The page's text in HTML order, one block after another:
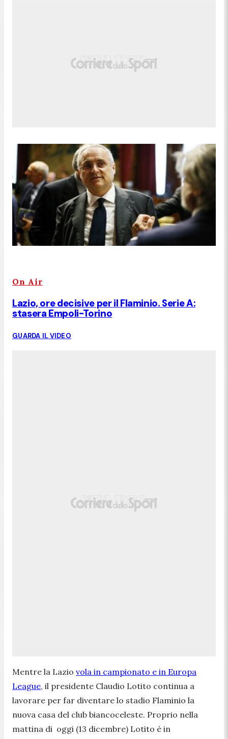
On Air
Lazio, ore decisive per il Flaminio. Serie A:
stasera Empoli-Torino
GUARDA IL VIDEO
Mentre la Lazio vola in campionato e in Europa
League, il presidente Claudio Lotito continua a
lavorare per far diventare lo stadio Flaminio la
nuova casa del club biancoceleste. Proprio nella
mattina di oggi (13 dicembre) Lotito è in